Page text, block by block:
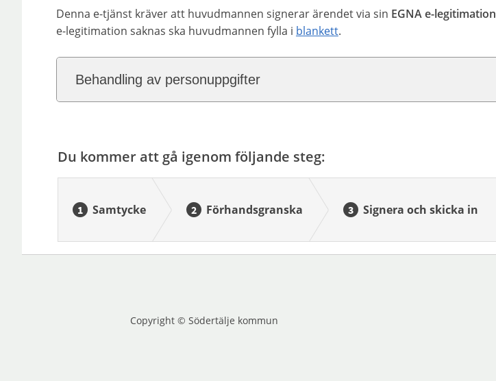
Denna e-tjänst kräver att huvudmannen signerar ärendet via sin EGNA e-legitimation
e-legitimation saknas ska huvudmannen fylla i blankett.
Behandling av personuppgifter
Du kommer att gå igenom följande steg:
Samtycke Förhandsgranska Signera och skicka in
Copyright © Södertälje kommun